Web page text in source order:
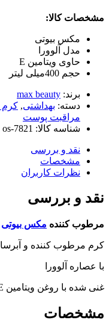
مشخصات کالا:
مکس بیوتی
مدل آلوورا
حاوی ویتامین E
حجم 400میلی لیتر
برند: max beauty
دسته: بهداشتی, کرم
مراقبت پوست
شناسه کالا: os-7821
نقد و بررسی
مشخصات
نظرات کاربران
نقد و بررسی
مرطوب کننده مکس بیوتی
کرم مرطوب کننده و
با عصاره آلوورا
غنی شده با روغن ویتامین E
مشخصات